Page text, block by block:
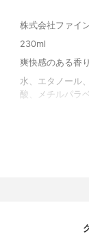
株式会社ファイ
230ml
爽快感のある香り
水、エタノール
酸、メチルパラ